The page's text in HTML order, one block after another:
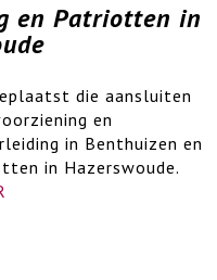
en Patriotten in
die aansluiten
en
in Benthuizen en
in Hazerswoude.